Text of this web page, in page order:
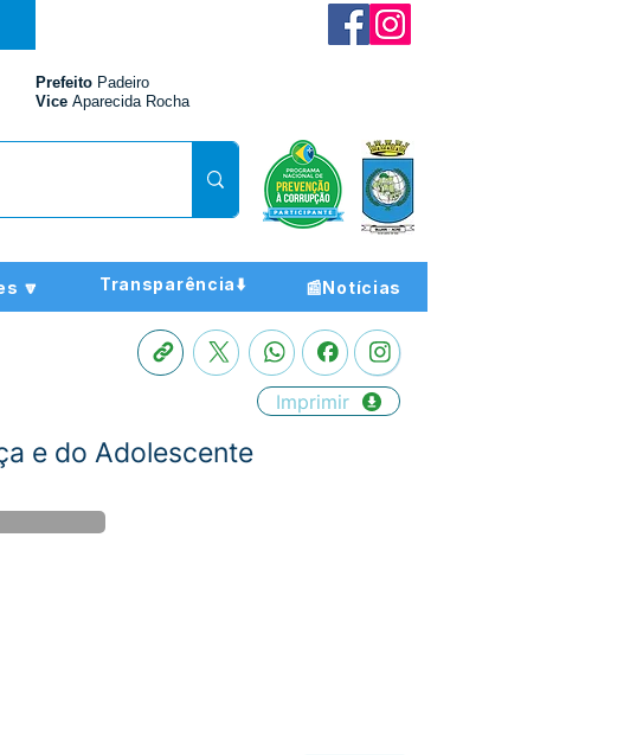
Prefeito Padeiro
Vice Aparecida Rocha
🔽 Transparência⬇️ 📰Notícias
Imprimir
e do Adolescente